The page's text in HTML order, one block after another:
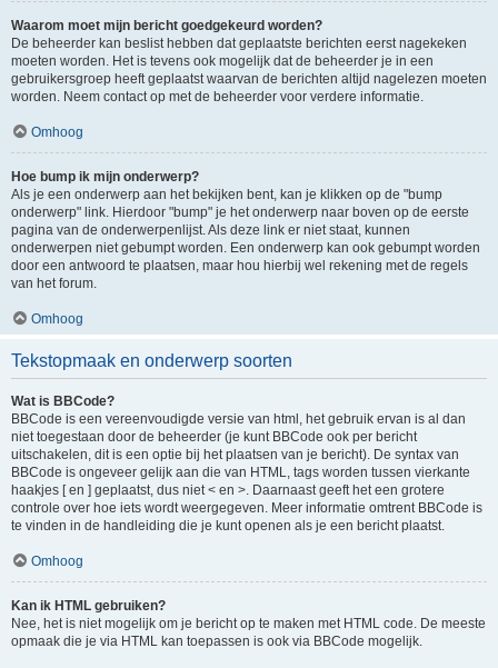
Waarom moet mijn bericht goedgekeurd worden?
De beheerder kan beslist hebben dat geplaatste berichten eerst nagekeken
moeten worden. Het is tevens ook mogelijk dat de beheerder je in een
gebruikersgroep heeft geplaatst waarvan de berichten altijd nagelezen moeten
worden. Neem contact op met de beheerder voor verdere informatie.
Omhoog
Hoe bump ik mijn onderwerp?
Als je een onderwerp aan het bekijken bent, kan je klikken op de "bump
onderwerp" link. Hierdoor "bump" je het onderwerp naar boven op de eerste
pagina van de onderwerpenlijst. Als deze link er niet staat, kunnen
onderwerpen niet gebumpt worden. Een onderwerp kan ook gebumpt worden
door een antwoord te plaatsen, maar hou hierbij wel rekening met de regels
van het forum.
Omhoog
Tekstopmaak en onderwerp soorten
Wat is BBCode?
BBCode is een vereenvoudigde versie van html, het gebruik ervan is al dan
niet toegestaan door de beheerder (je kunt BBCode ook per bericht
uitschakelen, dit is een optie bij het plaatsen van je bericht). De syntax van
BBCode is ongeveer gelijk aan die van HTML, tags worden tussen vierkante
haakjes [ en ] geplaatst, dus niet < en >. Daarnaast geeft het een grotere
controle over hoe iets wordt weergegeven. Meer informatie omtrent BBCode is
te vinden in de handleiding die je kunt openen als je een bericht plaatst.
Omhoog
Kan ik HTML gebruiken?
Nee, het is niet mogelijk om je bericht op te maken met HTML code. De meeste
opmaak die je via HTML kan toepassen is ook via BBCode mogelijk.